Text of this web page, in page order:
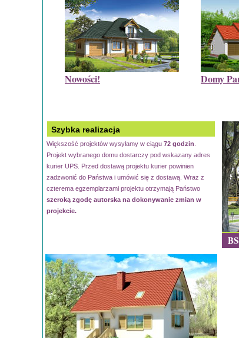
Nowości! Domy
Szybka realizacja
Większość projektów wysyłamy w ciągu 72 godzin
Projekt wybranego domu dostarczy pod wskazany adres
kurier UPS. Przed dostawą projektu kurier powinien
zadzwonić do Państwa i umówić się z dostawą. Wraz z
czterema egzemplarzami projektu otrzymają Państwo
szeroką zgodę autorska na dokonywanie zmian w
projekcie.